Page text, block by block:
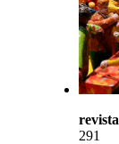
revista
291